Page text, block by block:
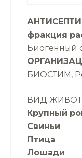
фракция
Биогенный
БИОСТИМ,
ВИД
Крупный
Свиньи
Птица
Лошади